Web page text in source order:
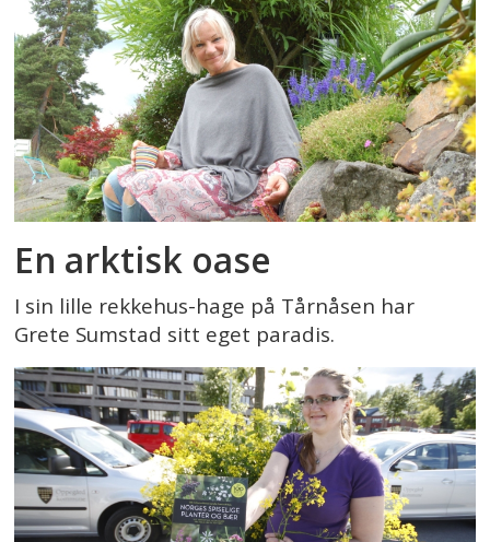
En arktisk oase
I sin lille rekkehus-hage på Tårnåsen har
Grete Sumstad sitt eget paradis.